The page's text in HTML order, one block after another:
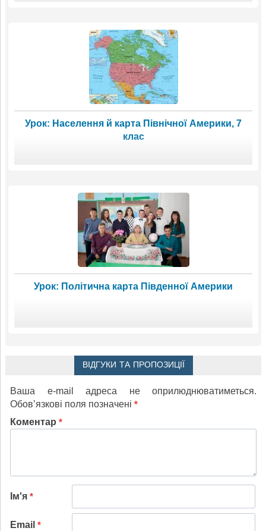
Урок: Населення й карта Північної Америки, 7
клас
Урок: Політична карта Південної Америки
ВІДГУКИ ТА ПРОПОЗИЦІЇ
Ваша e-mail адреса не оприлюднюватиметься.
Обов’язкові поля позначені *
Коментар *
Ім'я *
Email *